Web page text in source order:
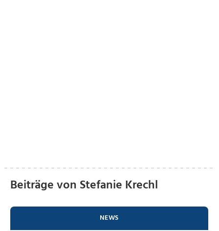
Beiträge von Stefanie Krechl
NEWS